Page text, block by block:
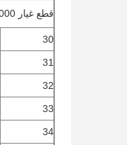
قطع غيار Dynapert AI، UCSM-C، UCSM-G، VCD-F، VCD-G، VCD-W، V12000، W14000
30
31
32
33
34